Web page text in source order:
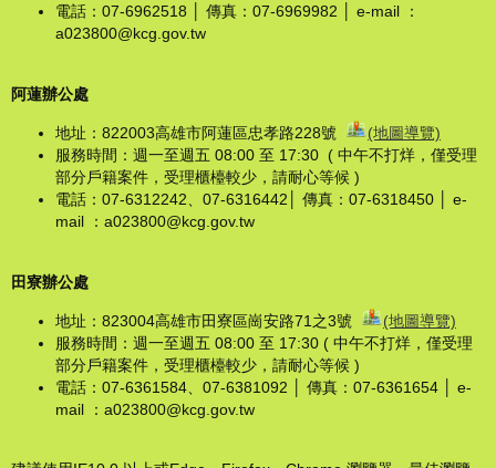
電話：07-6962518 │ 傳真：07-6969982 │ e-mail ：
a023800@kcg.gov.tw
阿蓮辦公處
地址：822003高雄市阿蓮區忠孝路228號
(地圖導覽)
服務時間：週一至週五 08:00 至 17:30 ( 中午不打烊，僅受理
部分戶籍案件，受理櫃檯較少，請耐心等候 )
電話：07-6312242、07-6316442│ 傳真：07-6318450 │ e-
mail ：a023800@kcg.gov.tw
田寮辦公處
地址：823004高雄市田寮區崗安路71之3號
(地圖導覽)
服務時間：週一至週五 08:00 至 17:30 ( 中午不打烊，僅受理
部分戶籍案件，受理櫃檯較少，請耐心等候 )
電話：07-6361584、07-6381092 │ 傳真：07-6361654 │ e-
mail ：a023800@kcg.gov.tw